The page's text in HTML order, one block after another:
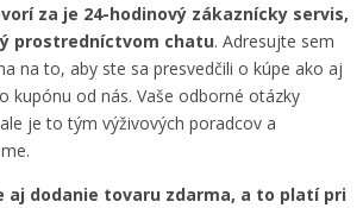
za je 24-hodinový zákaznícky servis,
prostredníctvom chatu. Adresujte sem
na to, aby ste sa presvedčili o kúpe ako aj
kupónu od nás. Vaše odborné otázky
je to tým výživových poradcov a
aj dodanie tovaru zdarma, a to platí pri